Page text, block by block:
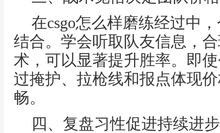
在csgo怎么样磨练经过中
结合。学会听取队友信息，
术，可以显著提升胜率。即
过掩护、拉枪线和报点体现
畅。
四、复盘习性促进持续进步